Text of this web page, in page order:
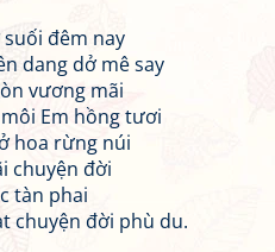
đêm nay
dang dở mê say
vương mãi
Em hồng tươi
hoa rừng núi
chuyện đời
tàn phai
chuyện đời phù du.